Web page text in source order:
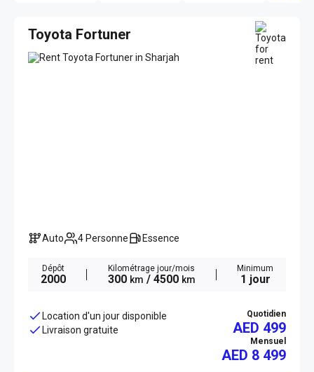
Toyota Fortuner
Auto 4 Personne Essence
Dépôt
2000
Kilométrage jour/mois
300 km / 4500 km
Minimum
1 jour
Location d'un jour disponible
Livraison gratuite
Quotidien
AED 499
Mensuel
AED 8 499